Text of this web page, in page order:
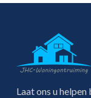
Laat ons u